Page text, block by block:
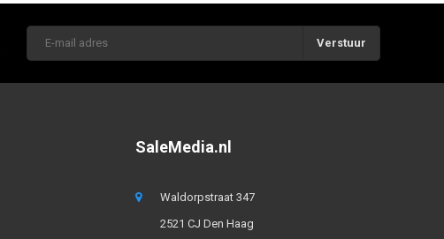
Verstuur
SaleMedia.nl
Waldorpstraat 347
2521 CJ Den Haag